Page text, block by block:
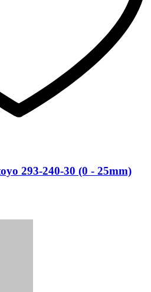
293-240-30 (0 - 25mm)